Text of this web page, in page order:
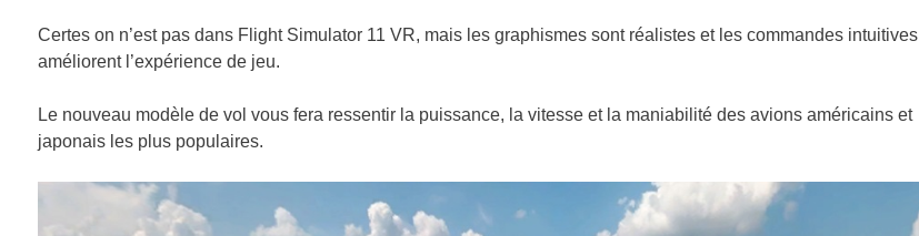
Certes on n’est pas dans Flight Simulator 11 VR, mais les graphismes sont réalistes et les commandes intuitives
améliorent l’expérience de jeu.
Le nouveau modèle de vol vous fera ressentir la puissance, la vitesse et la maniabilité des avions américains et
japonais les plus populaires.